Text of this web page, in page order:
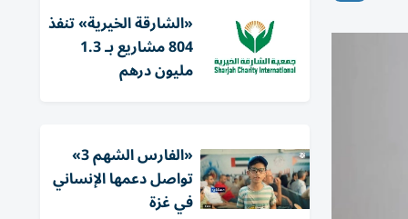
«الشارقة الخيرية» تنفذ
804 مشاريع بـ 1.3
مليون درهم
«الفارس الشهم 3»
تواصل دعمها الإنساني
في غزة